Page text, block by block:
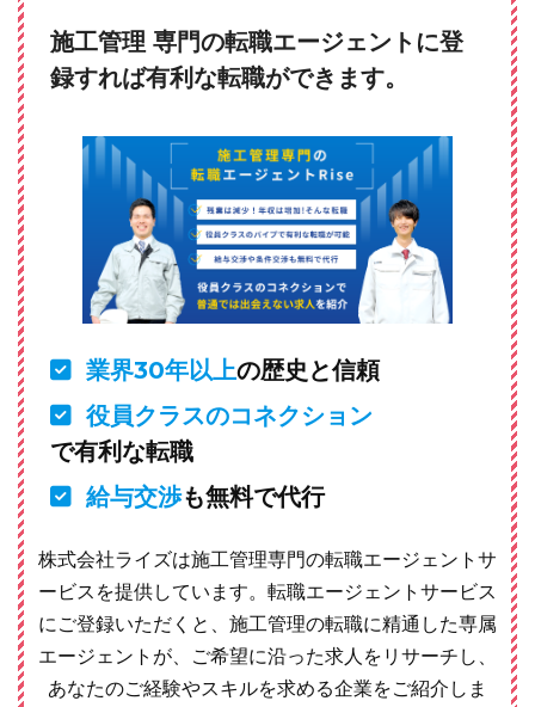
施工管理 専門の転職エージェントに登
録すれば有利な転職ができます。
業界30年以上の歴史と信頼
役員クラスのコネクション
で有利な転職
給与交渉も無料で代行
株式会社ライズは施工管理専門の転職エージェントサ
ービスを提供しています。転職エージェントサービス
にご登録いただくと、施工管理の転職に精通した専属
エージェントが、ご希望に沿った求人をリサーチし、
あなたのご経験やスキルを求める企業をご紹介しま